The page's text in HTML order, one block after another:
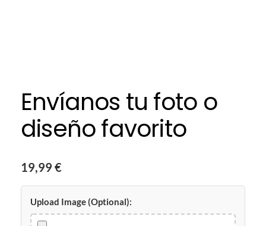
Envíanos tu foto o
diseño favorito
19,99 €
Upload Image (Optional):